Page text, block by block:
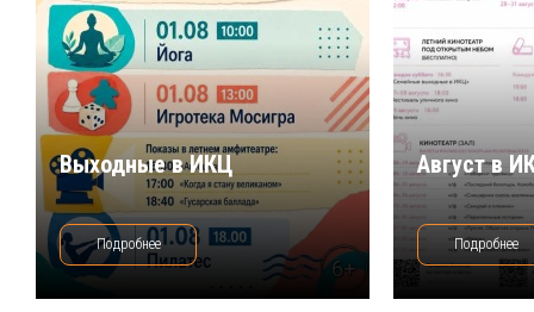
Выходные в ИКЦ
Подробнее
Август в
Подробнее